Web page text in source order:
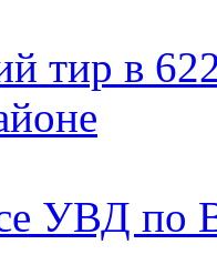
тир в
УВД по